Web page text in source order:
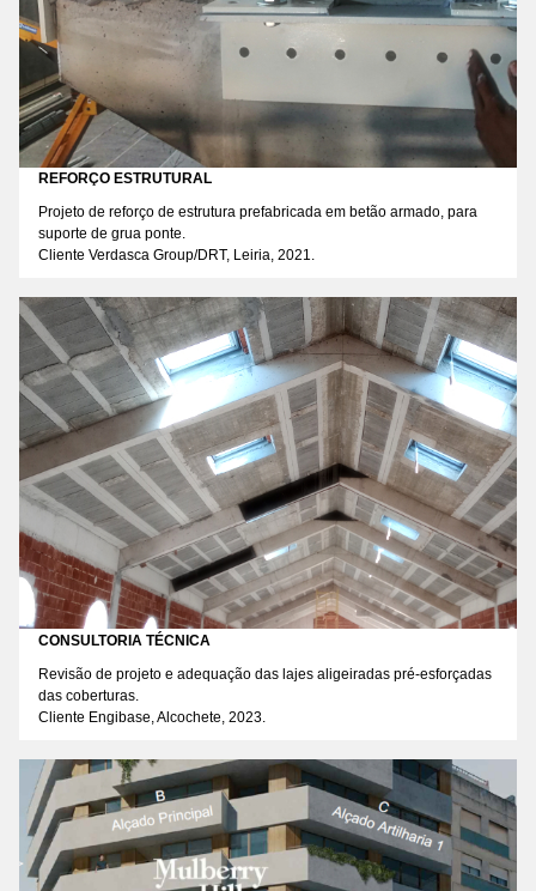
REFORÇO ESTRUTURAL
Projeto de reforço de estrutura prefabricada em betão armado, para
suporte de grua ponte.
Cliente Verdasca Group/DRT, Leiria, 2021.
CONSULTORIA TÉCNICA
Revisão de projeto e adequação das lajes aligeiradas pré-esforçadas
das coberturas.
Cliente Engibase, Alcochete, 2023.